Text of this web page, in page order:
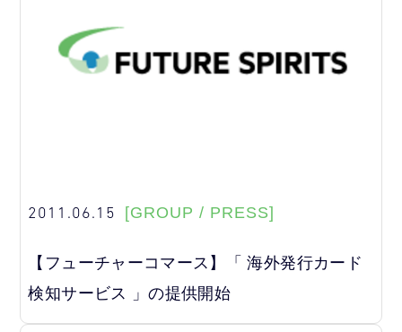
2011.06.15 [GROUP / PRESS]
【フューチャーコマース】「 海外発行カード
検知サービス 」の提供開始